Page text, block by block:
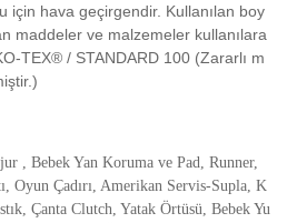
için hava geçirgendir. Kullanılan boy
maddeler ve malzemeler kullanılara
TEX® / STANDARD 100 (Zararlı m
, Bebek Yan Koruma ve Pad, Runner,
Oyun Çadırı, Amerikan Servis-Supla, K
Çanta Clutch, Yatak Örtüsü, Bebek Yu